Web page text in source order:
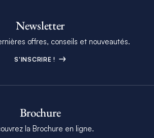
Newsletter
offres, conseils et nouveautés.
S'INSCRIRE !
Brochure
la Brochure en ligne.